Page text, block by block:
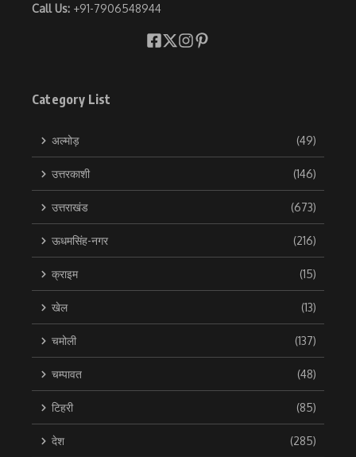
Call Us: +91-7906548944
Category List
अल्मोड़ (49)
उत्तरकाशी (146)
उत्तराखंड (673)
ऊधमसिंह-नगर (216)
क्राइम (15)
खेल (13)
चमोली (137)
चम्पावत (48)
टिहरी (85)
देश (285)